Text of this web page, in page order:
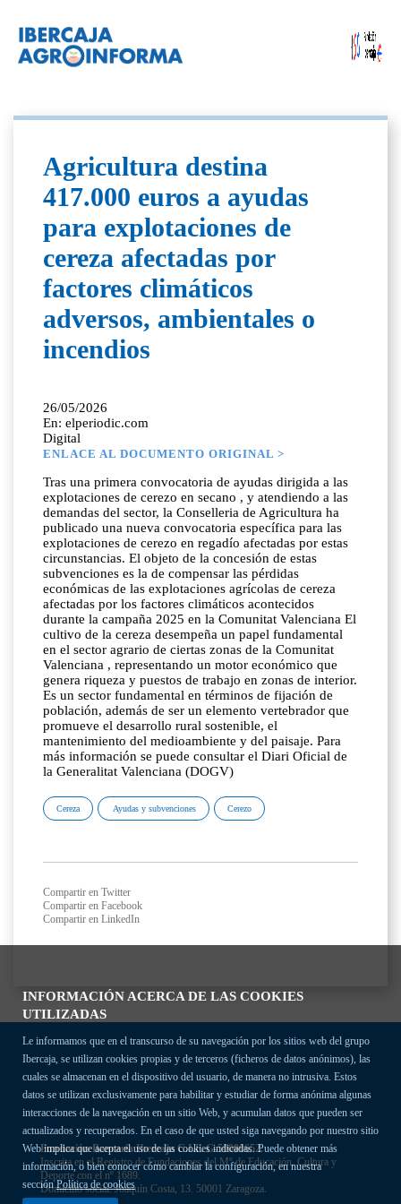
INFORMACIÓN ACERCA DE LAS COOKIES
UTILIZADAS
Le informamos que en el transcurso de su navegación por los sitios web del grupo
Ibercaja, se utilizan cookies propias y de terceros (ficheros de datos anónimos), las
cuales se almacenan en el dispositivo del usuario, de manera no intrusiva. Estos
datos se utilizan exclusivamente para habilitar y estudiar de forma anónima algunas
interacciones de la navegación en un sitio Web, y acumulan datos que pueden ser
actualizados y recuperados. En el caso de que usted siga navegando por nuestro sitio
Web implica que acepta el uso de las cookies indicadas. Puede obtener más
información, o bien conocer cómo cambiar la configuración, en nuestra
secciónPolítica de cookies
Agricultura destina
417.000 euros a ayudas
para explotaciones de
cereza afectadas por
factores climáticos
adversos, ambientales o
incendios
26/05/2026
En: elperiodic.com
Digital
ENLACE AL DOCUMENTO ORIGINAL >
Tras una primera convocatoria de ayudas dirigida a las
explotaciones de cerezo en secano , y atendiendo a las
demandas del sector, la Conselleria de Agricultura ha
publicado una nueva convocatoria específica para las
explotaciones de cerezo en regadío afectadas por estas
circunstancias. El objeto de la concesión de estas
subvenciones es la de compensar las pérdidas
económicas de las explotaciones agrícolas de cereza
afectadas por los factores climáticos acontecidos
durante la campaña 2025 en la Comunitat Valenciana El
cultivo de la cereza desempeña un papel fundamental
en el sector agrario de ciertas zonas de la Comunitat
Valenciana , representando un motor económico que
genera riqueza y puestos de trabajo en zonas de interior.
Es un sector fundamental en términos de fijación de
población, además de ser un elemento vertebrador que
promueve el desarrollo rural sostenible, el
mantenimiento del medioambiente y del paisaje. Para
más información se puede consultar el Diari Oficial de
la Generalitat Valenciana (DOGV)
Cereza Ayudas y subvenciones Cerezo
Compartir en Twitter
Compartir en Facebook
Compartir en LinkedIn
Fundación Bancaria Ibercaja C.I.F. G-50000652.
Inscrita en el Registro de Fundaciones del Mº de Educación, Cultura y
Deporte con el nº 1689.
Domicilio social: Joaquín Costa, 13. 50001 Zaragoza.